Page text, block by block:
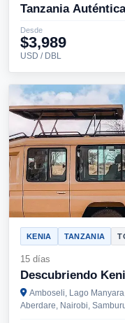
Tanzania
Desde
$3,989
USD / DBL
KENIA TANZANIA
15 días
Descubriendo
Amboseli, Lago
Aberdare, Nairobi,